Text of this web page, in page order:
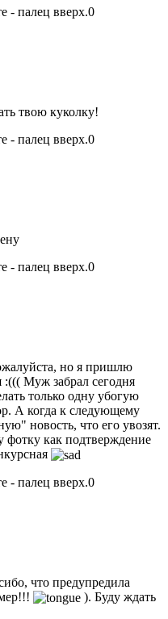
- палец вверх.0
твою куколку!
- палец вверх.0
- палец вверх.0
но я пришлю
:((( Муж забрал сегодня
только одну убогую
А когда к следующему
новость, что его увозят.
фотку как подтверждение
- палец вверх.0
что предупредила
). Буду ждать